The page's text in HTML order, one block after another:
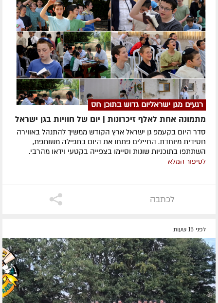
רגעים מגן ישראליום גדוש בתוכן חס
מתמונה אחת לאלף זיכרונות | יום של חוויות בגן ישראל
סדר היום בקעמפ גן ישראל ארץ הקודש ממשיך להתנהל באווירה
חסידית מיוחדת. החיילים פתחו את היום בתפילה משותפת,
השתתפו בתוכניות שונות וסיימו בצפייה בקטעי וידאו מהרבי.
לסיפור המלא
לכתבה
לפני 15 שעות